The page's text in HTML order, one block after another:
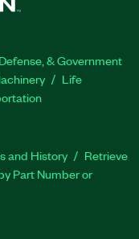
& Government
Life
and History
Retrieve
Part Number or